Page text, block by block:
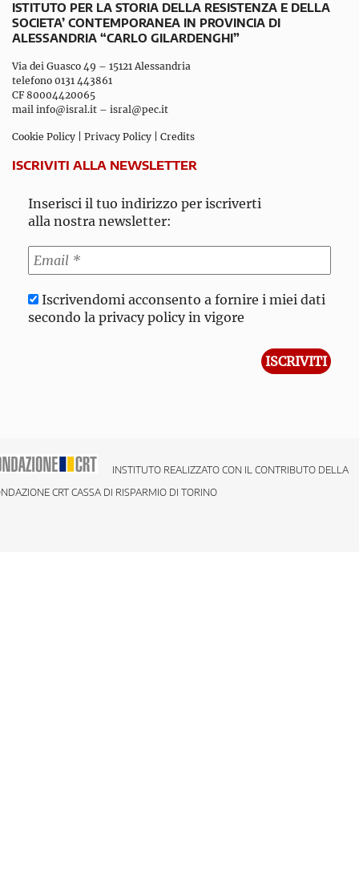
ISTITUTO PER LA STORIA DELLA RESISTENZA E DELLA
SOCIETA’ CONTEMPORANEA IN PROVINCIA DI
ALESSANDRIA “CARLO GILARDENGHI”
Via dei Guasco 49 – 15121 Alessandria
telefono 0131 443861
CF 80004420065
mail info@isral.it – isral@pec.it
Cookie Policy Privacy Policy Credits
ISCRIVITI ALLA NEWSLETTER
Inserisci il tuo indirizzo per iscriverti
alla nostra newsletter:
Iscrivendomi acconsento a fornire i miei dati
secondo la privacy policy in vigore
INSTITUTO REALIZZATO CON IL CONTRIBUTO DELLA
CRT CASSA DI RISPARMIO DI TORINO